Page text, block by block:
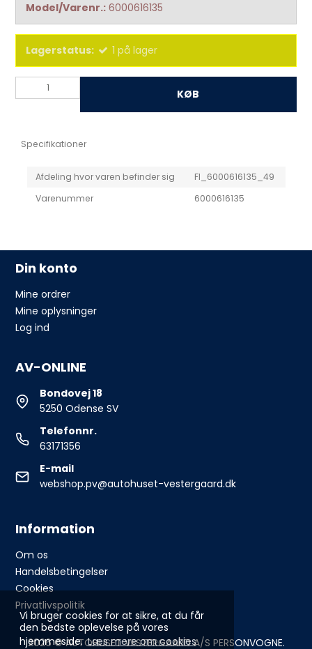
Vi bruger cookies for at sikre, at du får
den bedste oplevelse på vores
hjemmeside.Læs mere om cookies
Model/Varenr.: 6000616135
Lagerstatus: 1 på lager
KØB
Specifikationer
Afdeling hvor varen befinder sig
FI_6000616135_49
Varenummer
6000616135
Din konto
Mine ordrer
Mine oplysninger
Log ind
AV-ONLINE
Bondovej 18
5250 Odense SV
Telefonnr.
63171356
E-mail
webshop.pv@autohuset-vestergaard.dk
Information
Om os
Handelsbetingelser
Cookies
Privatlivspolitik
2026 © AUTOHUSET VESTERGAARD A/S PERSONVOGNE.